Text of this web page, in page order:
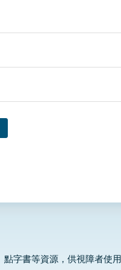
字書等資源，供視障者使用